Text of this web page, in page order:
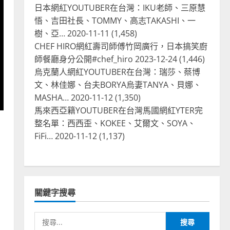
日本網紅YOUTUBER在台灣：IKU老師、三原慧
悟、吉田社長、TOMMY、高志TAKASHI、一
樹、亞…2020-11-11 (1,458)
CHEF HIRO網紅壽司師傅竹岡廣行，日本搞笑廚
師餐廳身分公開#chef_hiro 2023-12-24(1,446)
烏克蘭人網紅YOUTUBER在台灣：瑞莎、蔡博
文、林佳娜、台夫BORYA烏妻TANYA、貝娜、
MASHA…2020-11-12(1,350)
馬來西亞籍YOUTUBER在台灣馬國網紅YTER完
整名單：西西歪、KOKEE、艾爾文、SOYA、
FiFi…2020-11-12(1,137)
關鍵字搜尋
2 2024-01-27
3
台灣餐飲在全球 電影戲劇
獨家！芭比珍奶！珍珠奶茶飲
料BARBIE芭比娃娃肯尼電影聯
名網友官方影片！日出茶太
CHATIME澳洲限定活動
2023-08-03
4
台灣餐飲在全球
波蘭人愛喝珍奶！珍珠奶茶店
在波蘭受歡迎，波霸奶茶門市
顧客大排長龍，網紅宣傳華沙
珍奶店人潮多
5
美國人愛鼎泰豐小籠包！美國
隊人潮影片盤點